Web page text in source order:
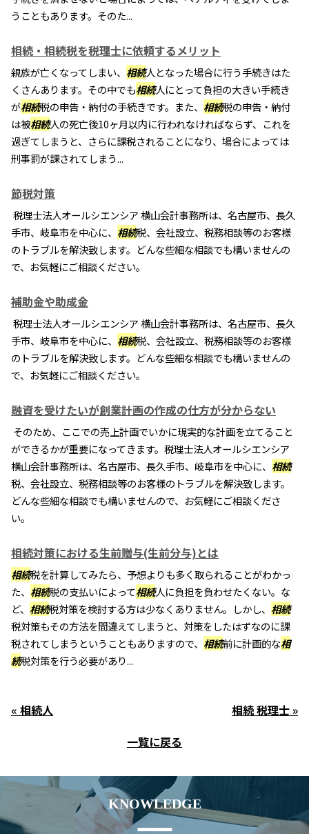
うこともあります。そのた...
相続・相続税を税理士に依頼するメリット
親族が亡くなってしまい、 相続人となった場合に行う手続きはた
くさんあります。その中でも相続人にとって負担の大きい手続き
が相続税の申告・納付の手続きです。また、 相続税の申告・納付
は被相続人の死亡後10ヶ月以内に行われなければならず、これを
過ぎてしまうと、さらに課税されることになり、場合によっては
刑事罰が課されてしまう...
節税対策
税理士法人オールシエンシア 横山会計事務所は、名古屋市、長久
手市、岐阜市を中心に、 相続税、会社設立、税務相談等のお客様
のトラブルを解決致します。どんな些細な相談でも構いませんの
で、お気軽にご相談ください。
補助金や助成金
税理士法人オールシエンシア 横山会計事務所は、名古屋市、長久
手市、岐阜市を中心に、 相続税、会社設立、税務相談等のお客様
のトラブルを解決致します。どんな些細な相談でも構いませんの
で、お気軽にご相談ください。
融資を受けたいが創業計画の作成の仕方が分からない
そのため、ここでの売上計画でいかに現実的な計画を立てること
ができるかが重要になってきます。税理士法人オールシエンシア
横山会計事務所は、名古屋市、長久手市、岐阜市を中心に、 相続
税、会社設立、税務相談等のお客様のトラブルを解決致します。
どんな些細な相談でも構いませんので、お気軽にご相談くださ
い。
相続対策における生前贈与(生前分与)とは
相続税を計算してみたら、予想よりも多く取られることがわかっ
た、 相続税の支払いによって相続人に負担を負わせたくない。な
ど、 相続税対策を検討する方は少なくありません。しかし、 相続
税対策もその方法を間違えてしまうと、対策をしたはずなのに課
税されてしまうということもありますので、 相続前に計画的な相
続税対策を行う必要があり...
« 相続人
相続 税理士 »
一覧に戻る
KNOWLEDGE